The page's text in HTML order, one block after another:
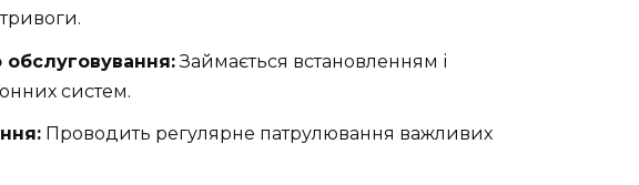
обслуговування:Займається встановленням і
систем.
Проводить регулярне патрулювання важливих